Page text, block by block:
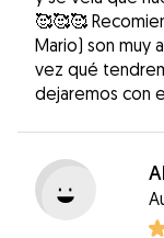
🥰🥰🥰
Mario) son muy
vez qué
dejaremos con